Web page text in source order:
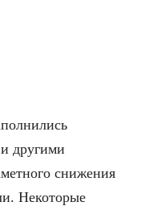
другими
снижения
Некоторые